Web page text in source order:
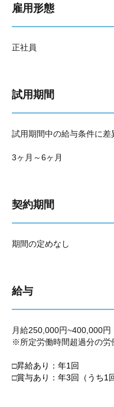
雇用形態
正社員
試用期間
試用期間中の給与条件に差
3ヶ月～6ヶ月
契約期間
期間の定めなし
給与
月給250,000円~400,000円
※所定労働時間超過分の労
□昇給あり：年1回
□賞与あり：年3回（うち1